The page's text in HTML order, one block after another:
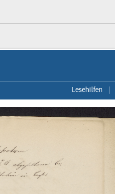
Lesehilfen